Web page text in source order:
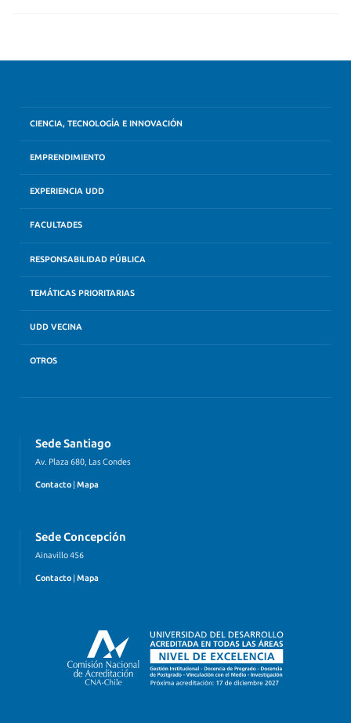
CIENCIA, TECNOLOGÍA E INNOVACIÓN
EMPRENDIMIENTO
EXPERIENCIA UDD
FACULTADES
RESPONSABILIDAD PÚBLICA
TEMÁTICAS PRIORITARIAS
UDD VECINA
OTROS
Sede Santiago
Av. Plaza 680, Las Condes
Contacto Mapa
Sede Concepción
Ainavillo 456
Contacto | Mapa